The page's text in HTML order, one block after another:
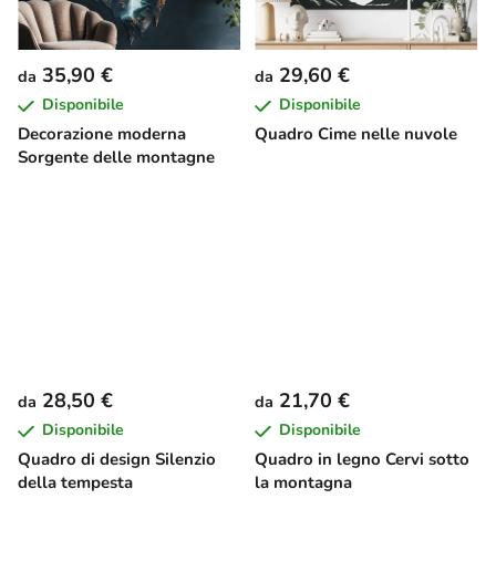
Decorazione moderna
Sorgente delle montagne
da 35,90 €
Disponibile
Quadro Cime nelle nuvole
da 29,60 €
Disponibile
Quadro di design Silenzio
della tempesta
da 28,50 €
Disponibile
Quadro in legno Cervi sotto
la montagna
da 21,70 €
Disponibile